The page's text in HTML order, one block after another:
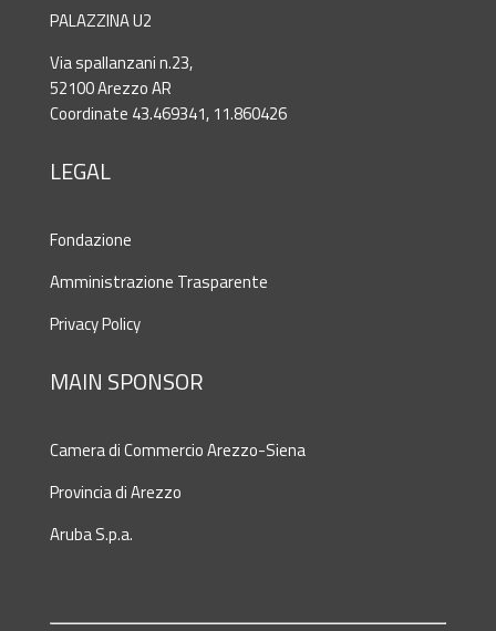
PALAZZINA U2
Via spallanzani n.23,
52100 Arezzo AR
Coordinate 43.469341, 11.860426
LEGAL
Fondazione
Amministrazione Trasparente
Privacy Policy
MAIN SPONSOR
Camera di Commercio Arezzo-Siena
Provincia di Arezzo
Aruba S.p.a.